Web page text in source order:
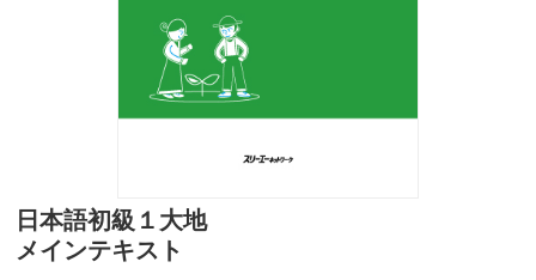
日本語初級１大地
メインテキスト